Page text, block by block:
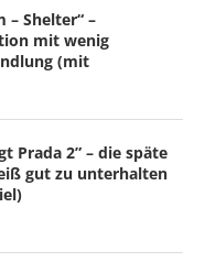
– Shelter“ –
mit wenig
(mit
Prada 2” – die späte
gut zu unterhalten